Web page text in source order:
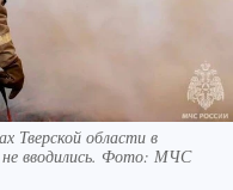
Тверской области в
не вводились. Фото: МЧС